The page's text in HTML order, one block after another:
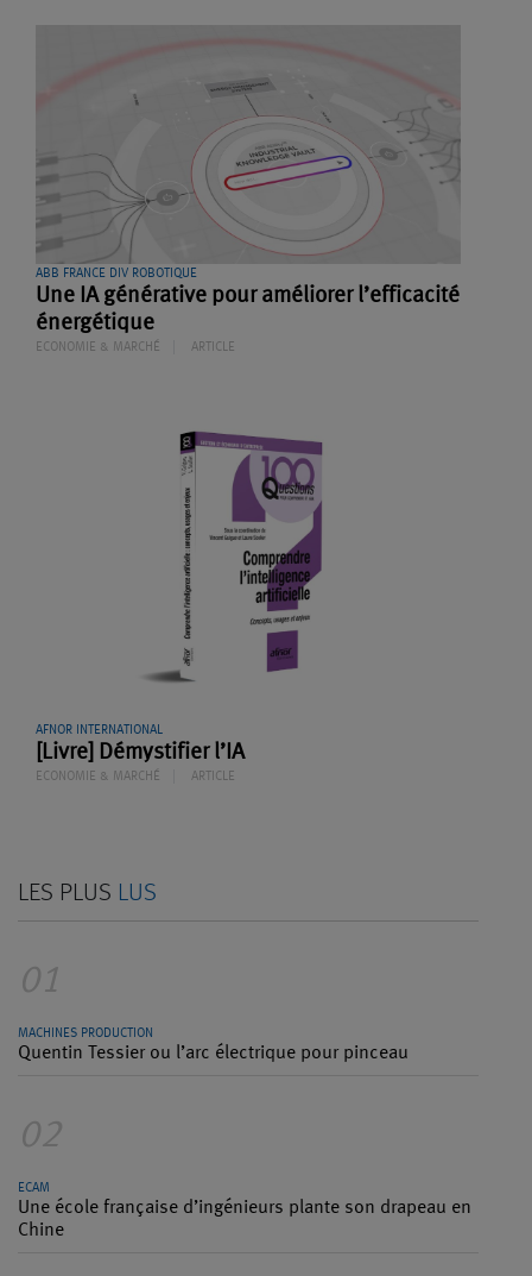
ABB FRANCE DIV ROBOTIQUE
Une IA générative pour améliorer l’efficacité
énergétique
ECONOMIE & MARCHÉ ARTICLE
AFNOR INTERNATIONAL
[Livre] Démystifier l’IA
ECONOMIE & MARCHÉ ARTICLE
LES PLUS LUS
01
MACHINES PRODUCTION
Quentin Tessier ou l’arc électrique pour pinceau
02
ECAM
Une école française d’ingénieurs plante son drapeau en
Chine